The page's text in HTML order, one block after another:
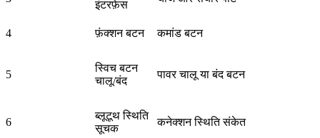
इंटरफ़ेस
4 फ़ंक्शन बटन कमांड बटन
5
स्विच बटन
चालू/बंद
पावर चालू या बंद बटन
6
ब्लूटूथ स्थिति
सूचक
कनेक्शन स्थिति संकेत